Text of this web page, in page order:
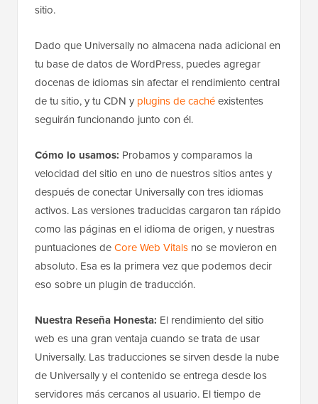
sitio.
Dado que Universally no almacena nada adicional en
tu base de datos de WordPress, puedes agregar
docenas de idiomas sin afectar el rendimiento central
de tu sitio, y tu CDN y plugins de cachéexistentes
seguirán funcionando junto con él.
Cómo lo usamos: Probamos y comparamos la
velocidad del sitio en uno de nuestros sitios antes y
después de conectar Universally con tres idiomas
activos. Las versiones traducidas cargaron tan rápido
como las páginas en el idioma de origen, y nuestras
puntuaciones deCore Web Vitals no se movieron en
absoluto. Esa es la primera vez que podemos decir
eso sobre un plugin de traducción.
Nuestra Reseña Honesta: El rendimiento del sitio
web es una gran ventaja cuando se trata de usar
Universally. Las traducciones se sirven desde la nube
de Universally y el contenido se entrega desde los
servidores más cercanos al usuario. El tiempo de